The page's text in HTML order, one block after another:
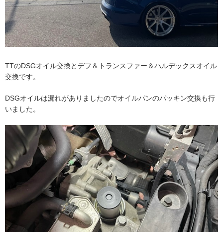
TTのDSGオイル交換とデフ＆トランスファー＆ハルデックスオイル
交換です。
DSGオイルは漏れがありましたのでオイルパンのパッキン交換も行
いました。